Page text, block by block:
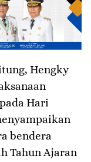
Hengky
Hari
bendera
Tahun Ajaran